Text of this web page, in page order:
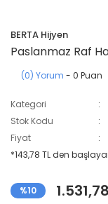
BERTA Hijyen
Paslanmaz Raf
(0) Yorum - 0 Puan
Kategori
Stok Kodu
Fiyat
*143,78 TL den
%10